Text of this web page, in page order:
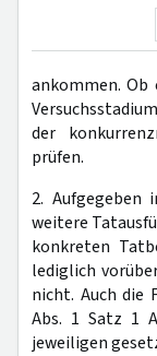
ankommen.
der
prüfen.
2. Aufgegeben
weitere
konkreten
lediglich
nicht. Auch die
Abs. 1 Satz 1
jeweiligen